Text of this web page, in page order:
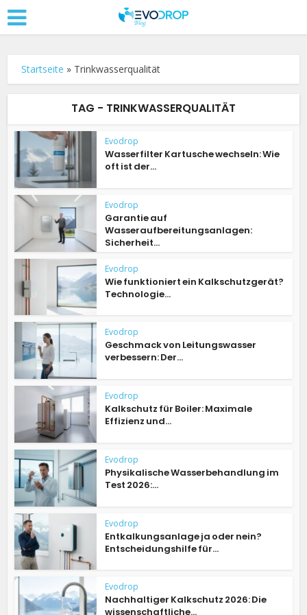
Startseite » Trinkwasserqualität
TAG - TRINKWASSERQUALITÄT
Evodrop
Wasserfilter Kartusche wechseln: Wie
oft ist der...
Evodrop
Garantie auf
Wasseraufbereitungsanlagen:
Sicherheit...
Evodrop
Wie funktioniert ein Kalkschutzgerät?
Technologie...
Evodrop
Geschmack von Leitungswasser
verbessern: Der...
Evodrop
Kalkschutz für Boiler: Maximale
Effizienz und...
Evodrop
Physikalische Wasserbehandlung im
Test 2026:...
Evodrop
Entkalkungsanlage ja oder nein?
Entscheidungshilfe für...
Evodrop
Nachhaltiger Kalkschutz 2026: Die
wissenschaftliche...